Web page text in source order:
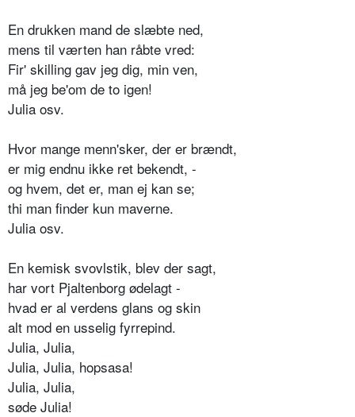
En drukken mand de slæbte ned,
mens til værten han råbte vred:
Fir' skilling gav jeg dig, min ven,
må jeg be'om de to igen!
Julia osv.
Hvor mange menn'sker, der er brændt,
er mig endnu ikke ret bekendt, -
og hvem, det er, man ej kan se;
thi man finder kun maverne.
Julia osv.
En kemisk svovlstik, blev der sagt,
har vort Pjaltenborg ødelagt ­-
hvad er al verdens glans og skin
alt mod en usselig fyrrepind.
Julia, Julia,
Julia, Julia, hopsasa!
Julia, Julia,
søde Julia!